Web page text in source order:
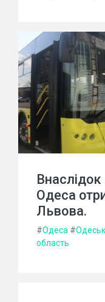
Внаслідок
Одеса
Львова.
#Одеса #
область